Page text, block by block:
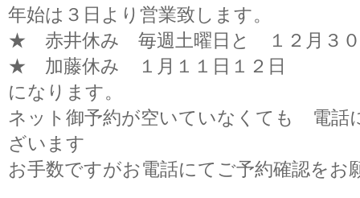
年始は３日より営業致します。
★ 赤井休み 毎週土曜日と １２月３
★ 加藤休み １月１１日１２日
になります。
ネット御予約が空いていなくても 電話
ざいます
お手数ですがお電話にてご予約確認をお